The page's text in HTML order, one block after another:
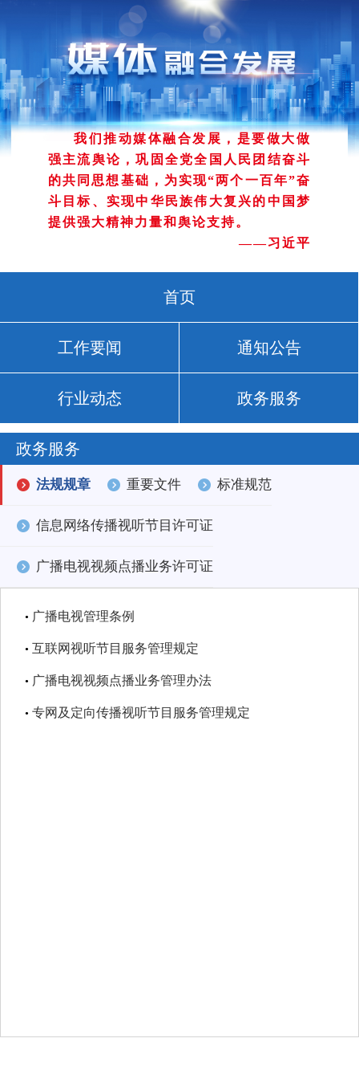
我们推动媒体融合发展，是要做大做
强主流舆论，巩固全党全国人民团结奋斗
的共同思想基础，为实现“两个一百年”奋
斗目标、实现中华民族伟大复兴的中国梦
提供强大精神力量和舆论支持。
——习近平
首页
工作要闻 通知公告
行业动态 政务服务
政务服务
法规规章 重要文件 标准规范
信息网络传播视听节目许可证
广播电视视频点播业务许可证
• 广播电视管理条例
• 互联网视听节目服务管理规定
• 广播电视视频点播业务管理办法
• 专网及定向传播视听节目服务管理规定